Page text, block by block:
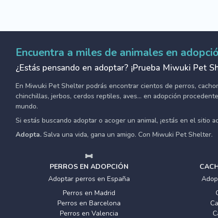
Encuentra a miles de animales en
¿Estás pensando en adoptar? ¡Prueba Miwuki Pet
En Miwuki Pet Shelter podrás encontrar cientos de perros,
chinchillas, jerbos, cerdos reptiles, aves... en adopción
mundo.
Si estás buscando adoptar o acoger un animal, ¡estás en el sitio
Adopta. Salva una vida, gana un amigo. Con Miwuki Pet Shelter.
PERROS EN ADOPCIÓN
Adoptar perros en España
Perros en Madrid
Perros en Barcelona
Perros en Valencia